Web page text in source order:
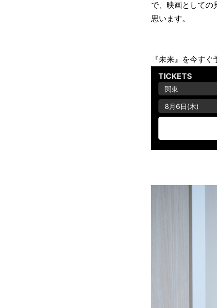
で、映画としての
思います。
『未来』を今すぐ